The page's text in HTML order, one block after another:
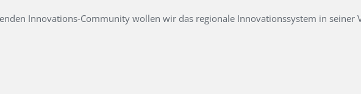
Innovations-Community wollen wir das regionale Innovationssystem in